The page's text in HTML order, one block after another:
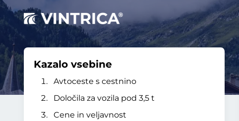
Kazalo vsebine
Avtoceste s cestnino
Določila za vozila pod 3,5 t
Cene in veljavnost